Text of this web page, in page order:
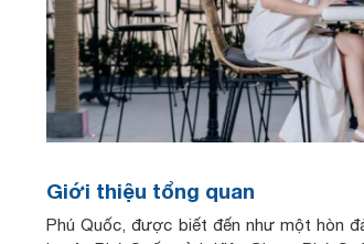
Giới thiệu tổng quan
Phú Quốc, được biết đến như một hòn